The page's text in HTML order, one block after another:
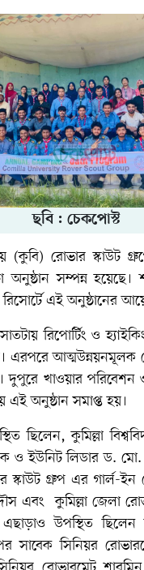
ছবি : চেকপোস্ট
(কুবি) রোভার স্কাউট
অনুষ্ঠান সম্পন্ন
রিসোর্টে এই অনুষ্ঠানের
রিপোর্টিং ও
এরপরে আত্মউন্নয়নমূলক
দুপুরে খাওয়ার পরিবেশন
এই অনুষ্ঠান সমাপ্ত হয়।
ছিলেন, কুমিল্লা
ও ইউনিট লিডার ড. মো.
স্কাউট গ্রুপ এর গার্ল-ইন
এবং কুমিল্লা জেলা
উপস্থিত ছিলেন
সাবেক সিনিয়র